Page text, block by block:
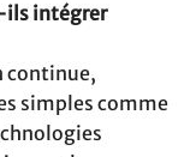
ils intégrer
continue,
simples comme